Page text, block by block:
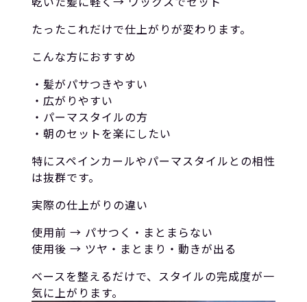
たったこれだけで仕上がりが変わります。
こんな方におすすめ
・髪がパサつきやすい
・広がりやすい
・パーマスタイルの方
・朝のセットを楽にしたい
特にスペインカールやパーマスタイルとの相性
は抜群です。
実際の仕上がりの違い
使用前 → パサつく・まとまらない
使用後 → ツヤ・まとまり・動きが出る
ベースを整えるだけで、スタイルの完成度が一
気に上がります。